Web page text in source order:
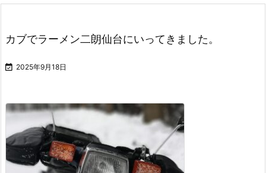
カブでラーメン二朗仙台にいってきました。
 2025年9月18日